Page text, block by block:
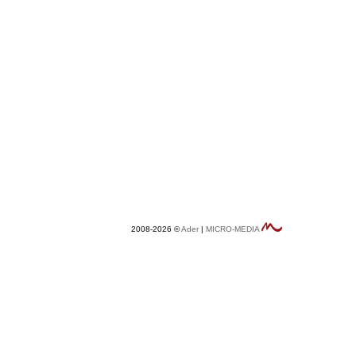
2008-2026 ©Ader | MICRO-MEDIA